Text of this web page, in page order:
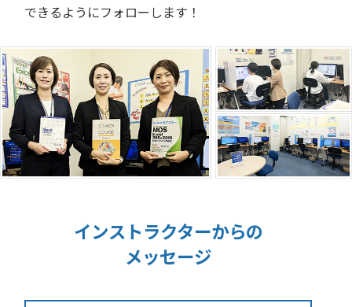
できるようにフォローします！
インストラクターからの
メッセージ